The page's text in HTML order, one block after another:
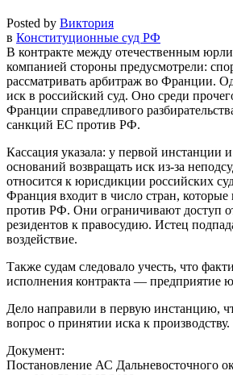
Posted by Виктория
в Конституционные суд РФ
В контракте между отечественным
компанией стороны предусмотрели:
рассматривать арбитраж во Франции.
иск в российский суд. Оно среди
Франции справедливого
санкций ЕС против РФ.
Кассация указала: у первой инстанции
оснований возвращать иск из-за
относится к юрисдикции российских
Франция входит в число стран, которые
против РФ. Они ограничивают доступ
резидентов к правосудию. Истец
воздействие.
Также судам следовало учесть, что
исполнения контракта — предприятие
Дело направили в первую инстанцию,
вопрос о принятии иска к производству.
Документ:
Постановление АС Дальневосточного